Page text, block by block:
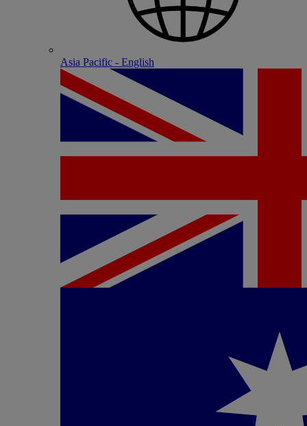
Asia Pacific - English